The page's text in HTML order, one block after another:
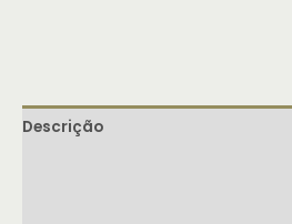
Descrição